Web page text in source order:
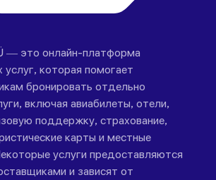
— это онлайн-платформа
услуг, которая помогает
бронировать отдельно
включая авиабилеты, отели,
поддержку, страхование,
карты и местные
услуги предоставляются
и зависят от